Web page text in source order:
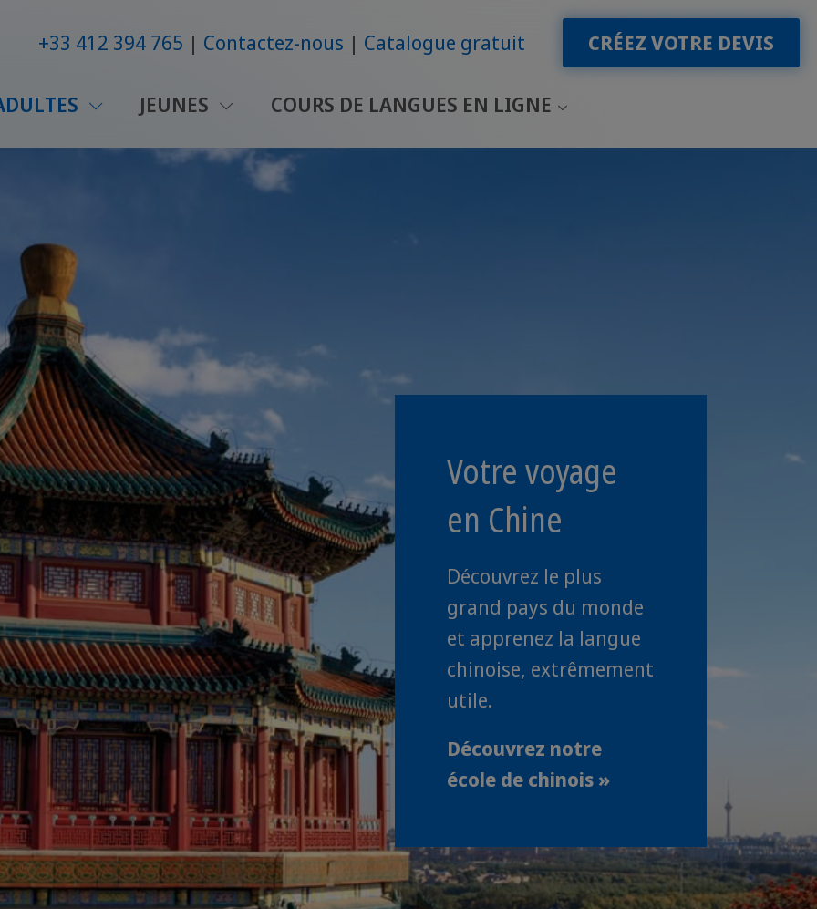
+33 412 394 765 Contactez-nous Catalogue gratuit CRÉEZ VOTRE DEVIS
JEUNES COURS DE LANGUES EN LIGNE
Votre voyage
en Chine
Découvrez le plus
grand pays du monde
et apprenez la langue
chinoise, extrêmement
utile.
Découvrez notre
école de chinois »